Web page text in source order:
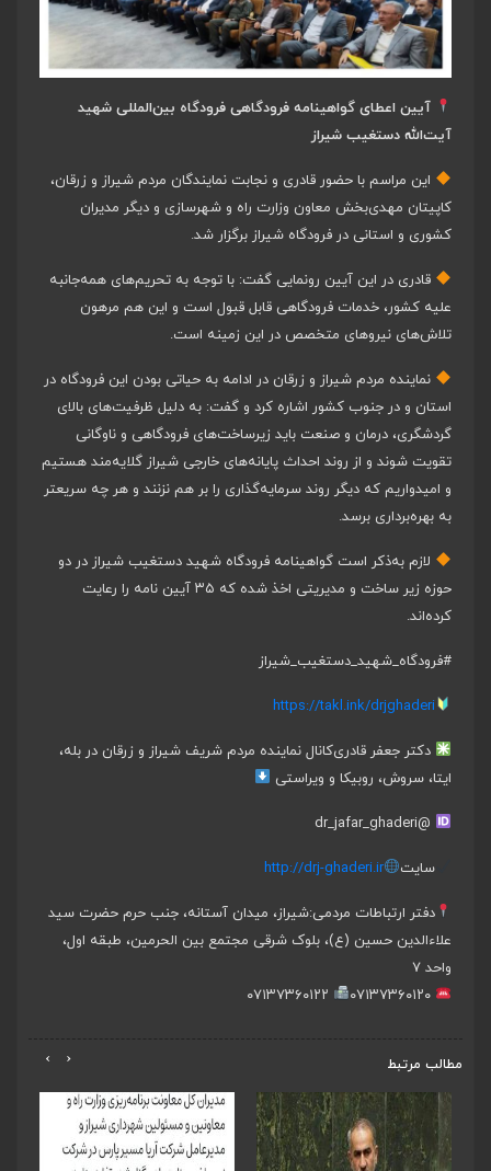
آیین اعطای گواهینامه فرودگاهی فرودگاه بین‌المللی شهید
آیت‌الله دستغیب شیراز
این مراسم با حضور قادری و نجابت نمایندگان مردم شیراز و زرقان،
کاپیتان مهدی‌بخش معاون وزارت راه و شهرسازی و دیگر مدیران
کشوری و استانی در فرودگاه شیراز برگزار شد.
قادری در این آیین رونمایی گفت: با توجه به تحریم‌های همه‌جانبه
علیه کشور، خدمات فرودگاهی قابل قبول است و این هم مرهون
تلاش‌های نیروهای متخصص در این زمینه است.
نماینده مردم شیراز و زرقان در ادامه به حیاتی بودن این فرودگاه در
استان و در جنوب کشور اشاره کرد و گفت: به دلیل ظرفیت‌های بالای
گردشگری، درمان و صنعت باید زیرساخت‌های فرودگاهی و ناوگانی
تقویت شوند و از روند احداث پایانه‌های خارجی شیراز گلایه‌مند هستیم
و امیدواریم که دیگر روند سرمایه‌گذاری را بر هم نزنند و هر چه سریعتر
به بهره‌برداری برسد.
لازم به‌ذکر است گواهینامه فرودگاه شهید دستغیب شیراز در دو
حوزه زیر ساخت و مدیریتی اخذ شده که ۳۵ آیین نامه را رعایت
کرده‌اند.
#فرودگاه_شهید_دستغیب_شیراز
https://takl.ink/drjghaderi
دکتر جعفر قادریکانال نماینده مردم شریف شیراز و زرقان در بله،
ایتا، سروش، روبیکا و ویراستی
@dr_jafar_ghaderi
سایت http://drj-ghaderi.ir
دفتر ارتباطات مردمی:شیراز، میدان آستانه، جنب حرم حضرت سید
علاءالدین حسین (ع)، بلوک شرقی مجتمع بین الحرمین، طبقه اول،
واحد ۷
مطالب مرتبط ‹
›